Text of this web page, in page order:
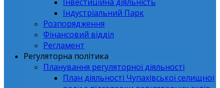
Індустріальний Парк
Розпорядження
Фінансовий відділ
Регламент
Регуляторна політика
Планування регуляторної діяльності
План діяльності Чупахівської селищної